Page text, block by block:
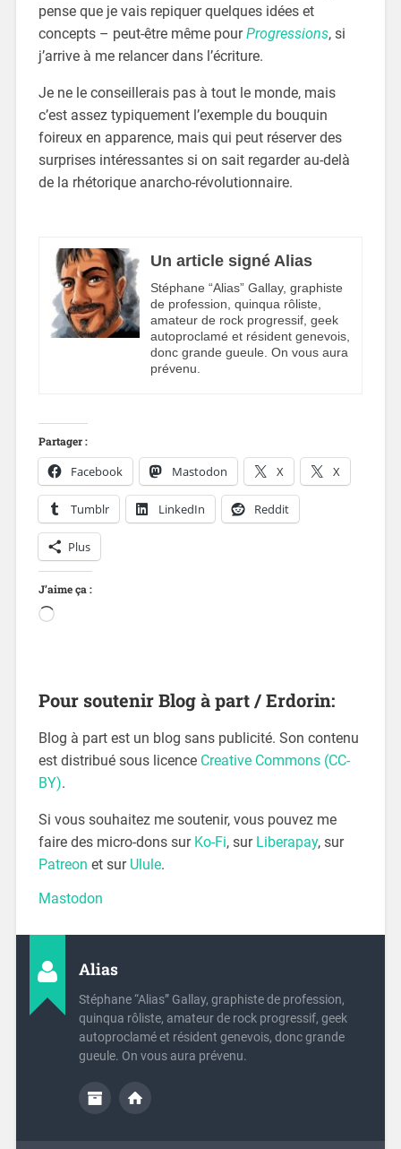
pense que je vais repiquer quelques idées et
concepts – peut-être même pourProgressions, si
j’arrive à me relancer dans l’écriture.
Je ne le conseillerais pas à tout le monde, mais
c’est assez typiquement l’exemple du bouquin
foireux en apparence, mais qui peut réserver des
surprises intéressantes si on sait regarder au-delà
de la rhétorique anarcho-révolutionnaire.
Un article signé Alias
Stéphane “Alias” Gallay, graphiste
de profession, quinqua rôliste,
amateur de rock progressif, geek
autoproclamé et résident genevois,
donc grande gueule. On vous aura
prévenu.
Partager :
Facebook Mastodon X X
Tumblr LinkedIn Reddit
Plus
J’aime ça :
Pour soutenir Blog à part / Erdorin:
Blog à part est un blog sans publicité. Son contenu
est distribué sous licence Creative Commons (CC-
BY).
Si vous souhaitez me soutenir, vous pouvez me
faire des micro-dons sur Ko-Fi, sur Liberapay, sur
Patreon et sur Ulule.
Mastodon
Alias
Stéphane “Alias” Gallay, graphiste de profession,
quinqua rôliste, amateur de rock progressif, geek
autoproclamé et résident genevois, donc grande
gueule. On vous aura prévenu.